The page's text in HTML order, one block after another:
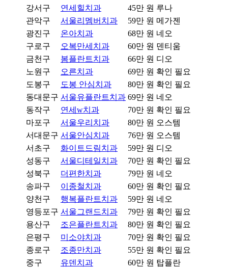
강서구
연세힐치과 45만 원 루나
관악구
서울리멤버치과 59만 원 메가젠
광진구
온아치과 68만 원 네오
구로구
오복만세치과 60만 원 덴티움
금천구
봄플란트치과 66만 원 디오
노원구
오른치과 69만 원 확인 필요
도봉구
도봉 안심치과 80만 원 확인 필요
동대문구 서울유플란트치과 69만 원 네오
동작구
연세w치과 70만 원 확인 필요
마포구
서울우리치과 80만 원 오스템
서대문구 서울안심치과 76만 원 오스템
서초구
화이트드림치과 59만 원 디오
성동구
서울디테일치과 70만 원 확인 필요
성북구
더편한치과 79만 원 네오
송파구
이종철치과 60만 원 확인 필요
양천구
행복플란트치과 59만 원 네오
영등포구 서울그랜드치과 79만 원 확인 필요
용산구
조은플란트치과 80만 원 확인 필요
은평구
미소야치과 70만 원 확인 필요
종로구
조종만치과 55만 원 확인 필요
중구
유덴치과 60만 원 탑플란